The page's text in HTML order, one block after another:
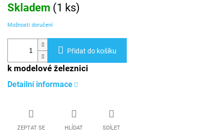
Měrná
cena:
Skladem (1 ks)
Možnosti doručení
Přidat do košíku
k modelové železnici
Detailní informace
ZEPTAT SE HLÍDAT SDÍLET